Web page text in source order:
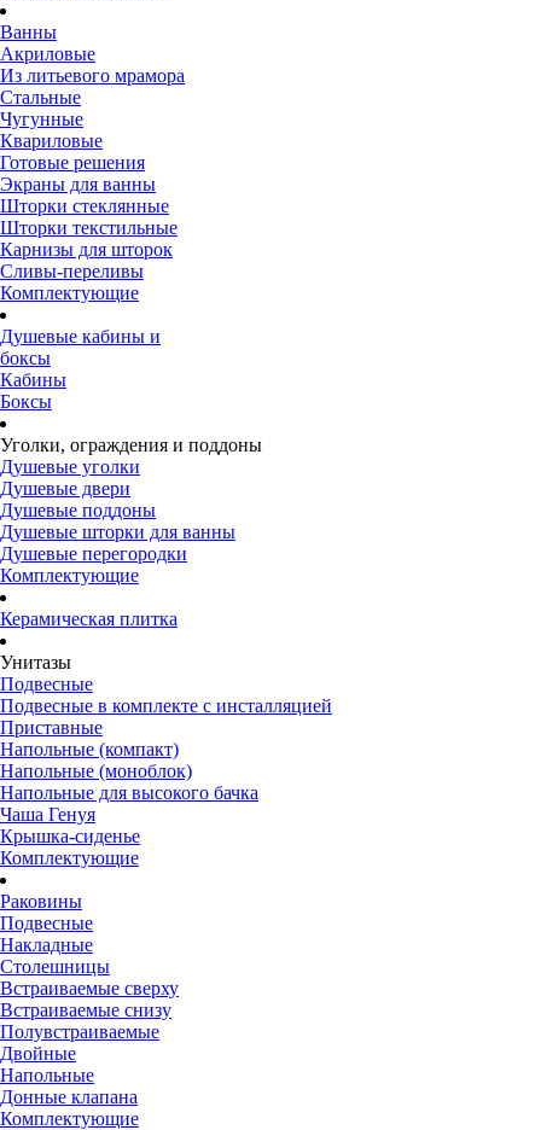
Ванны
Акриловые
Из литьевого мрамора
Стальные
Чугунные
Квариловые
Готовые решения
Экраны для ванны
Шторки стеклянные
Шторки текстильные
Карнизы для шторок
Сливы-переливы
Комплектующие
Душевые кабины и
боксы
Кабины
Боксы
Уголки, ограждения и поддоны
Душевые уголки
Душевые двери
Душевые поддоны
Душевые шторки для ванны
Душевые перегородки
Комплектующие
Керамическая плитка
Унитазы
Подвесные
Подвесные в комплекте с инсталляцией
Приставные
Напольные (компакт)
Напольные (моноблок)
Напольные для высокого бачка
Чаша Генуя
Крышка-сиденье
Комплектующие
Раковины
Подвесные
Накладные
Столешницы
Встраиваемые сверху
Встраиваемые снизу
Полувстраиваемые
Двойные
Напольные
Донные клапана
Комплектующие